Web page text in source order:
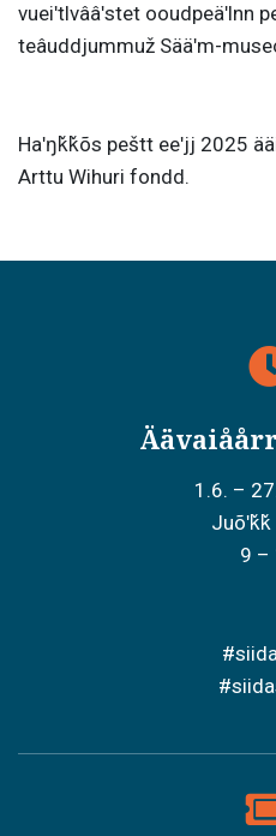
vueiʹtlvââʹstet ooudpeäʹlnn
teâuddjummuž Sääʹm-
Haʹŋǩǩõs peštt eeʹjj 2025
Arttu Wihuri fondd.
1.6. –
Juõʹǩǩ
9 –